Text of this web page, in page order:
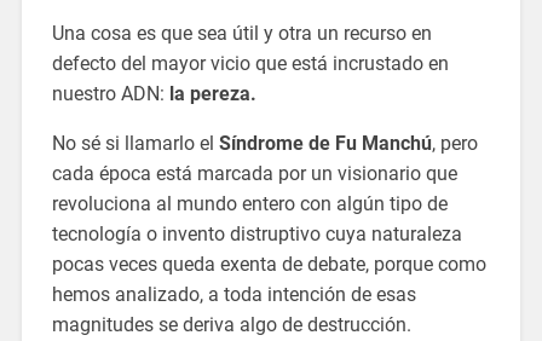
Una cosa es que sea útil y otra un recurso en
defecto del mayor vicio que está incrustado en
nuestro ADN: la pereza.
No sé si llamarlo el Síndrome de Fu Manchú, pero
cada época está marcada por un visionario que
revoluciona al mundo entero con algún tipo de
tecnología o invento distruptivo cuya naturaleza
pocas veces queda exenta de debate, porque como
hemos analizado, a toda intención de esas
magnitudes se deriva algo de destrucción.